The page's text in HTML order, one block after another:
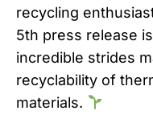
recycling
5th press release
incredible strides
recyclability of
materials.